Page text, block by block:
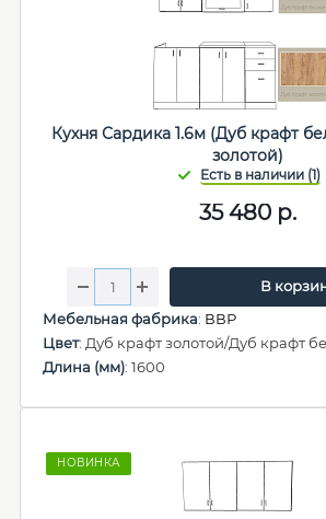
Кухня Сардика 1.6м (Дуб крафт
золотой)
35 480р.
В
Мебельная фабрика: ВВР
Цвет: Дуб крафт золотой/Дуб крафт
Длина (мм): 1600
НОВИНКА